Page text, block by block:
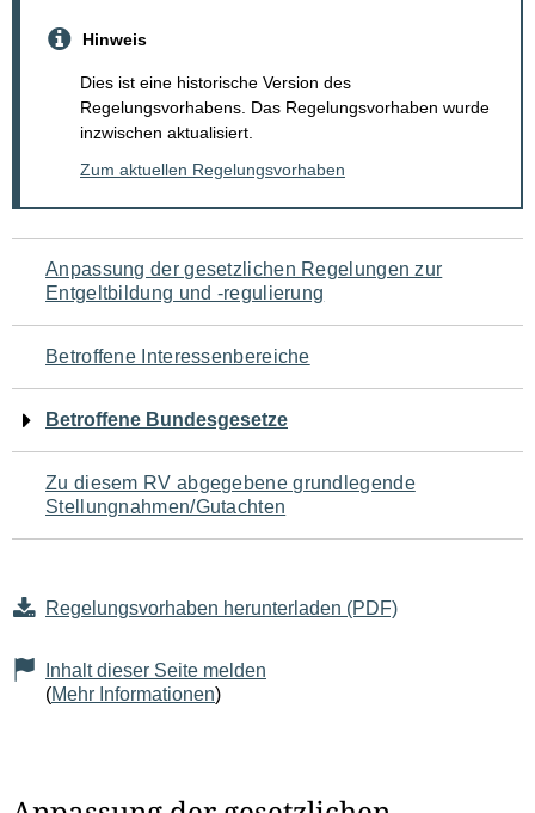
Hinweis
Dies ist eine historische Version des
Regelungsvorhabens. Das Regelungsvorhaben wurde
inzwischen aktualisiert.
Zum aktuellen Regelungsvorhaben
Navigation
für
den
Seiteninhalt
Anpassung der gesetzlichen Regelungen zur
Entgeltbildung und -regulierung
Betroffene Interessenbereiche
Betroffene Bundesgesetze
Zu diesem RV abgegebene grundlegende
Stellungnahmen/Gutachten
Regelungsvorhaben herunterladen (PDF)
Inhalt dieser Seite melden
(Mehr Informationen)